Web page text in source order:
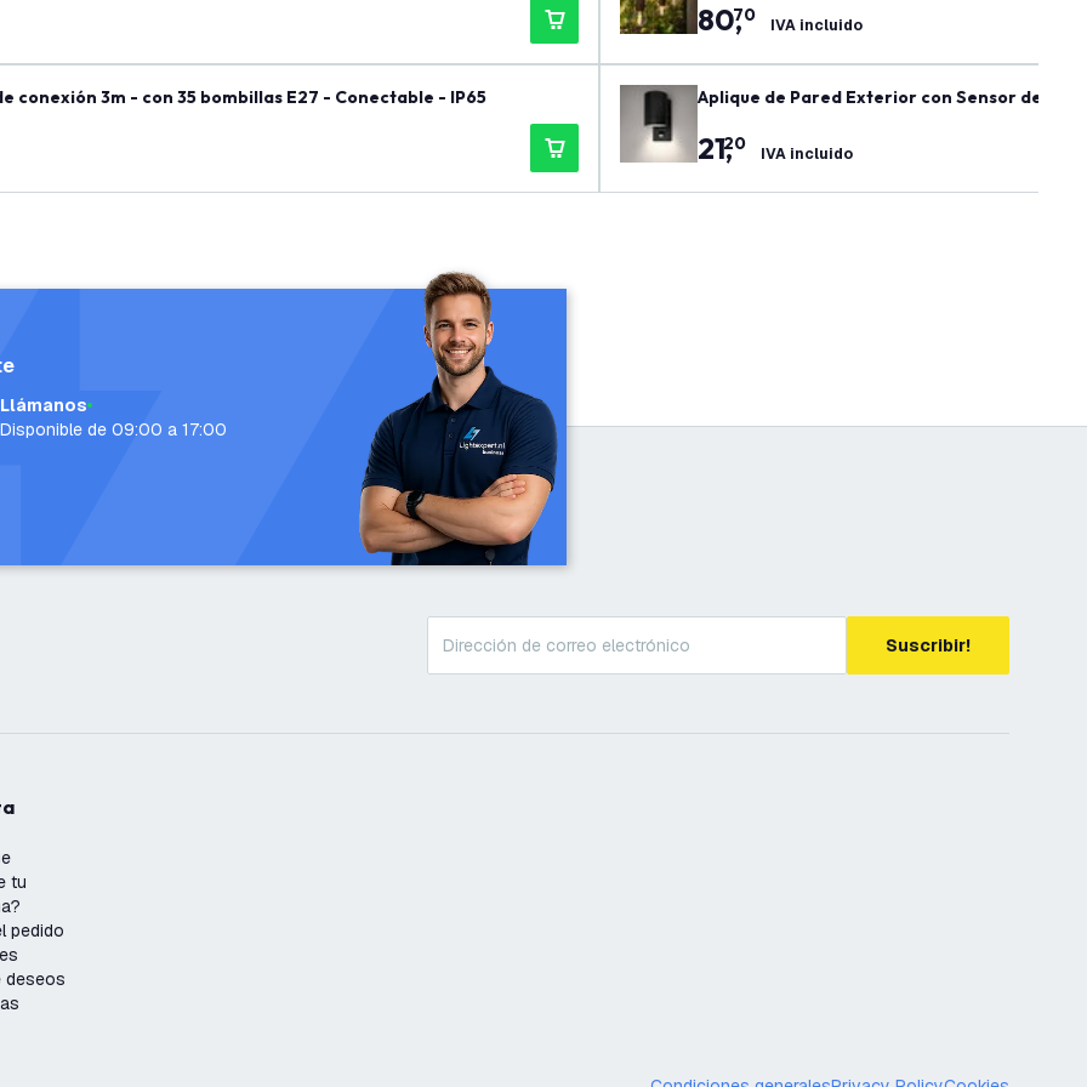
conexión 3m - con 35 bombillas E27 - Conectable - IP65
80,
70 IVA incluido
Aplique de Pared Exterior con Sensor de
21,
20 IVA incluido
Llámanos
Disponible de 09:00 a 17:00
Suscribir!
tu
pedido
deseos